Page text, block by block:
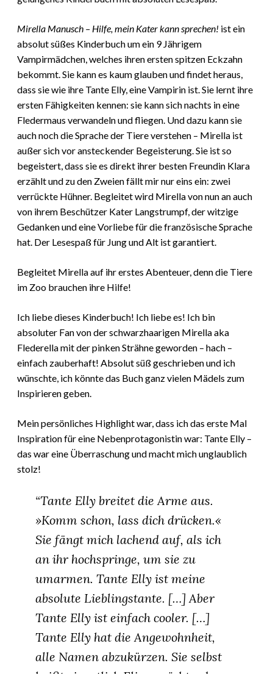
Mirella Manusch – Hilfe, mein Kater kann sprechen! ist ein
absolut süßes Kinderbuch um ein 9 Jährigem
Vampirmädchen, welches ihren ersten spitzen Eckzahn
bekommt. Sie kann es kaum glauben und findet heraus,
dass sie wie ihre Tante Elly, eine Vampirin ist. Sie lernt ihre
ersten Fähigkeiten kennen: sie kann sich nachts in eine
Fledermaus verwandeln und fliegen. Und dazu kann sie
auch noch die Sprache der Tiere verstehen – Mirella ist
außer sich vor ansteckender Begeisterung. Sie ist so
begeistert, dass sie es direkt ihrer besten Freundin Klara
erzählt und zu den Zweien fällt mir nur eins ein: zwei
verrückte Hühner. Begleitet wird Mirella von nun an auch
von ihrem Beschützer Kater Langstrumpf, der witzige
Gedanken und eine Vorliebe für die französische Sprache
hat. Der Lesespaß für Jung und Alt ist garantiert.
Begleitet Mirella auf ihr erstes Abenteuer, denn die Tiere
im Zoo brauchen ihre Hilfe!
Ich liebe dieses Kinderbuch! Ich liebe es! Ich bin
absoluter Fan von der schwarzhaarigen Mirella aka
Flederella mit der pinken Strähne geworden – hach –
einfach zauberhaft! Absolut süß geschrieben und ich
wünschte, ich könnte das Buch ganz vielen Mädels zum
Inspirieren geben.
Mein persönliches Highlight war, dass ich das erste Mal
Inspiration für eine Nebenprotagonistin war: Tante Elly –
das war eine Überraschung und macht mich unglaublich
stolz!
“Tante Elly breitet die Arme aus.
»Komm schon, lass dich drücken.«
Sie fängt mich lachend auf, als ich
an ihr hochspringe, um sie zu
umarmen. Tante Elly ist meine
absolute Lieblingstante. […] Aber
Tante Elly ist einfach cooler. […]
Tante Elly hat die Angewohnheit,
alle Namen abzukürzen. Sie selbst